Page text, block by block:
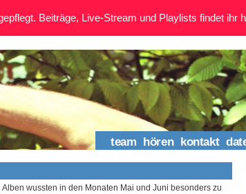
team hören kontakt
wussten in den Monaten Mai und Juni besonders zu
Beiträge, Live-Stream und Playlists findet ihr